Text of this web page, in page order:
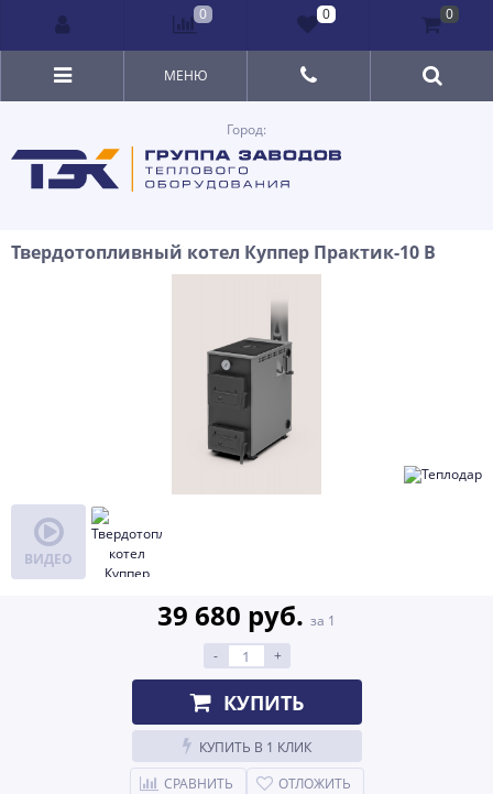
Город:
МЕНЮ
Твердотопливный котел Куппер Практик-10 В
ВИДЕО
39 680 руб. за 1
-
+
КУПИТЬ
КУПИТЬ В 1 КЛИК
СРАВНИТЬ
ОТЛОЖИТЬ
0 0 0